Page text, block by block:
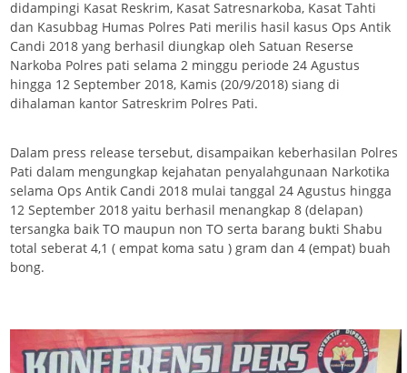
didampingi Kasat Reskrim, Kasat Satresnarkoba, Kasat Tahti
dan Kasubbag Humas Polres Pati merilis hasil kasus Ops Antik
Candi 2018 yang berhasil diungkap oleh Satuan Reserse
Narkoba Polres pati selama 2 minggu periode 24 Agustus
hingga 12 September 2018, Kamis (20/9/2018) siang di
dihalaman kantor Satreskrim Polres Pati.
Dalam press release tersebut, disampaikan keberhasilan Polres
Pati dalam mengungkap kejahatan penyalahgunaan Narkotika
selama Ops Antik Candi 2018 mulai tanggal 24 Agustus hingga
12 September 2018 yaitu berhasil menangkap 8 (delapan)
tersangka baik TO maupun non TO serta barang bukti Shabu
total seberat 4,1 ( empat koma satu ) gram dan 4 (empat) buah
bong.